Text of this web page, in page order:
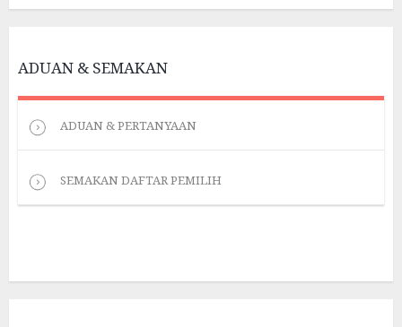
ADUAN & SEMAKAN
ADUAN & PERTANYAAN
SEMAKAN DAFTAR PEMILIH